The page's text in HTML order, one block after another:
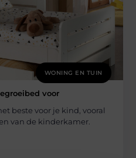
WONING EN TUIN
voor
beste voor je kind, vooral
van de kinderkamer.